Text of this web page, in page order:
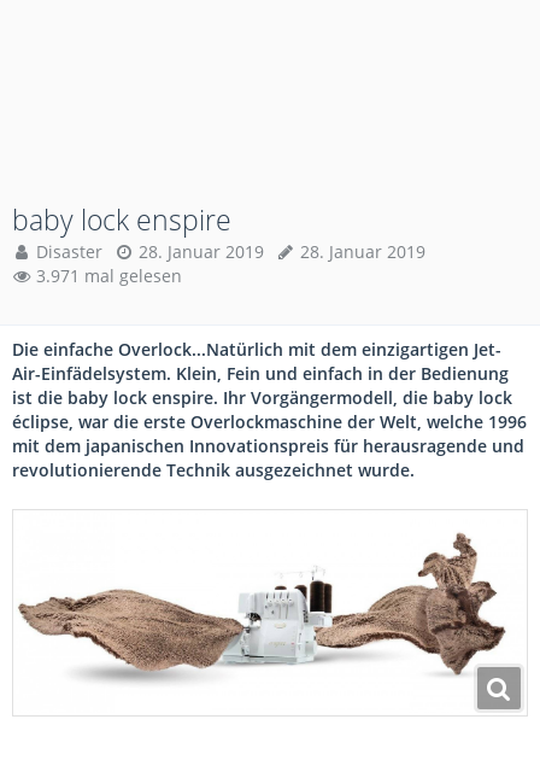
baby lock enspire
Disaster 28. Januar 2019
28. Januar 2019
3.971 mal gelesen
Die einfache Overlock...Natürlich mit dem einzigartigen Jet-
Air-Einfädelsystem. Klein, Fein und einfach in der Bedienung
ist die baby lock enspire. Ihr Vorgängermodell, die baby lock
éclipse, war die erste Overlockmaschine der Welt, welche 1996
mit dem japanischen Innovationspreis für herausragende und
revolutionierende Technik ausgezeichnet wurde.